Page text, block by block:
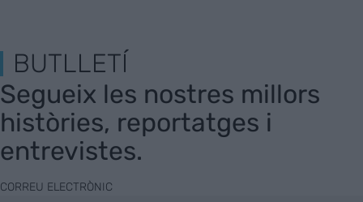
BUTLLETÍ
Segueix les nostres millors
històries, reportatges i
entrevistes.
CORREU ELECTRÒNIC